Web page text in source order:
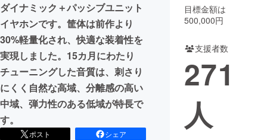
CAMPFIRE for Social Good
CAMPFIRE Creation
CAMPFIREふるさと納税
コミュニティ
ダイナミック＋パッシブユニット
イヤホンです。筐体は前作より
30%軽量化され、快適な装着性を
実現しました。15カ月にわたり
チューニングした音質は、刺さり
にくく自然な高域、分離感の高い
中域、弾力性のある低域が特長で
す。
ポスト
シェア
目標金額は
500,000円
支援者数
271
人